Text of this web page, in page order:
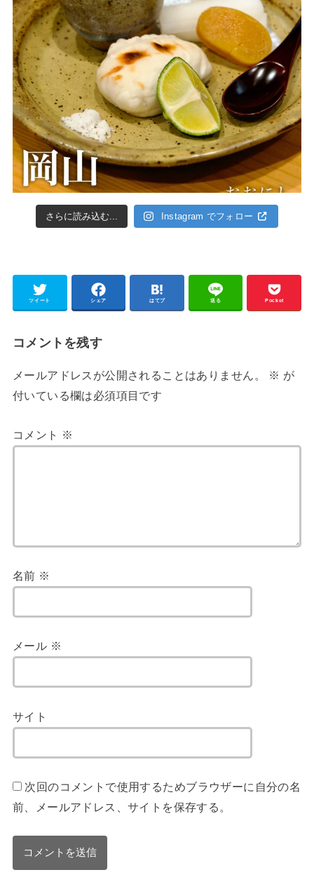
さらに読み込む... Instagram でフォロー
ツイート シェア はてブ 送る Pocket
コメントを残す
メールアドレスが公開されることはありません。 ※ が
付いている欄は必須項目です
コメント ※
名前 ※
メール ※
サイト
次回のコメントで使用するためブラウザーに自分の名
前、メールアドレス、サイトを保存する。